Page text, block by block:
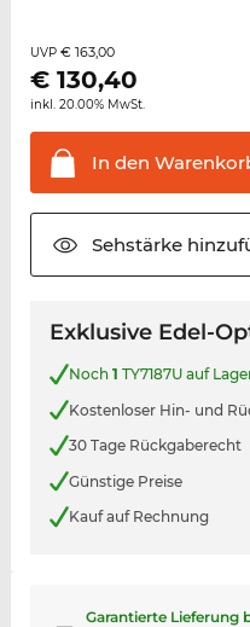
UVP € 163,00
€ 130,40
inkl. 20.00% MwSt.
In den
Sehstärke
Exklusive Edel-
Noch 1 TY7187U auf
Kostenloser Hin- und
30 Tage Rückgaberecht
Günstige Preise
Kauf auf Rechnung
Garantierte Lieferung